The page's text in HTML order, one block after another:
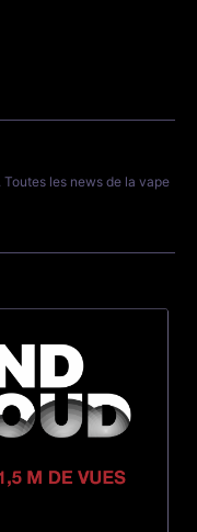
. Toutes les news de la vape